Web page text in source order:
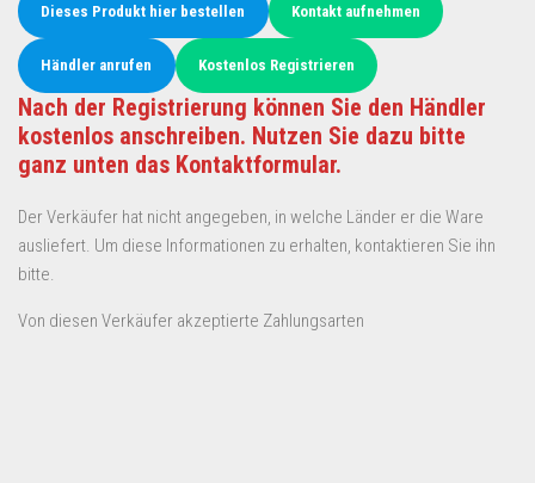
Dieses Produkt hier bestellen Kontakt aufnehmen
Händler anrufen Kostenlos Registrieren
Nach der Registrierung können Sie den Händler
kostenlos anschreiben. Nutzen Sie dazu bitte
ganz unten das Kontaktformular.
Der Verkäufer hat nicht angegeben, in welche Länder er die Ware
ausliefert. Um diese Informationen zu erhalten, kontaktieren Sie ihn
bitte.
Von diesen Verkäufer akzeptierte Zahlungsarten